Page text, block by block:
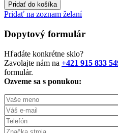
Pridať do košíka
Pridať na zoznam želaní
Dopytový formulár
Hľadáte konkrétne sklo?
Zavolajte nám na +421 915 833
formulár.
Ozveme sa s ponukou: